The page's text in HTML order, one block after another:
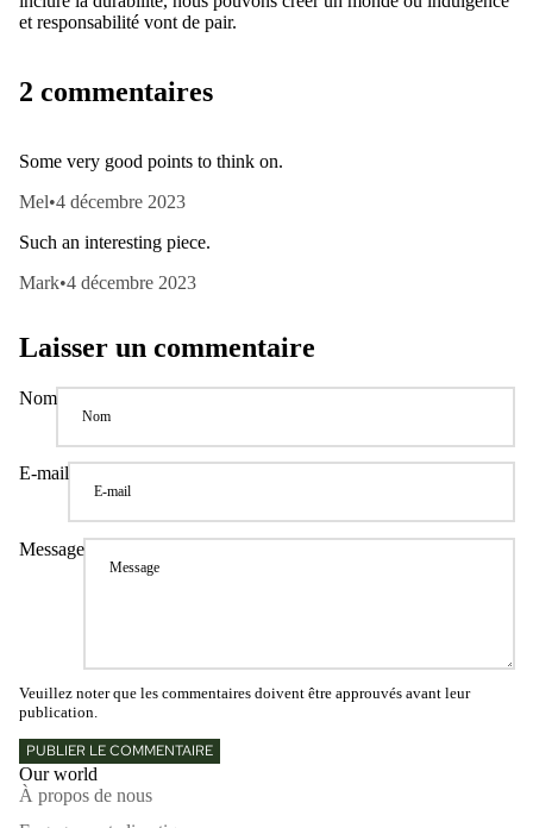
et responsabilité vont de pair.
2 commentaires
Some very good points to think on.
Mel•4 décembre 2023
Such an interesting piece.
Mark•4 décembre 2023
Laisser un commentaire
Nom
E-mail
Message
Veuillez noter que les commentaires doivent être approuvés avant leur
publication.
PUBLIER LE COMMENTAIRE
Our world
À propos de nous